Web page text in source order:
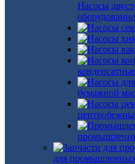
Насосы
конденсатные
бумажной
для